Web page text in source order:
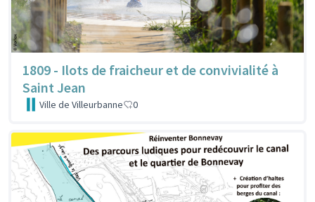
1809 - Ilots de fraicheur et de convivialité à
Saint Jean
Ville de Villeurbanne 0